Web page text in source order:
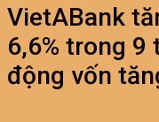
VietABank
6,6% trong 9
động vốn